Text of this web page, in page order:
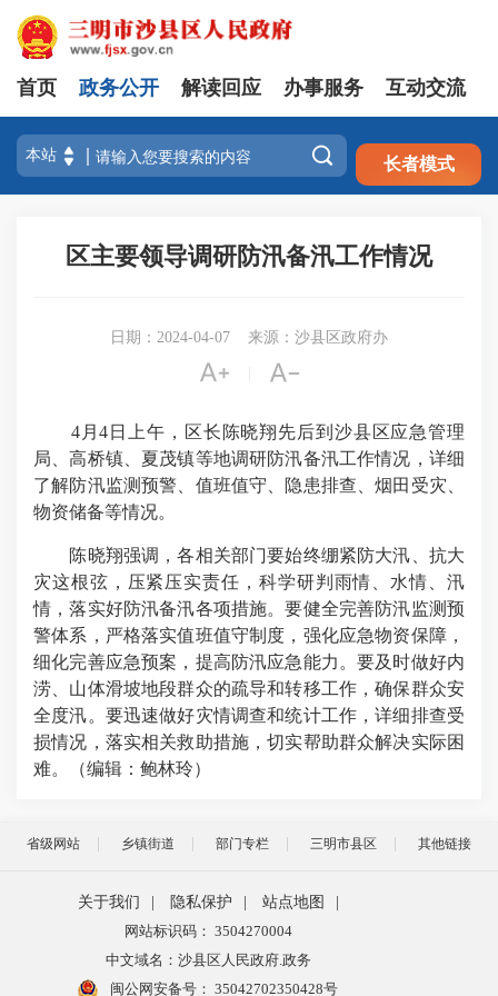
注册 登录
首页 政务公开 解读回应 办事服务 互动交流
 长者模式
区主要领导调研防汛备汛工作情况
日期：2024-04-07 来源：沙县区政府办
 
4月4日上午，区长陈晓翔先后到沙县区应急管理
局、高桥镇、夏茂镇等地调研防汛备汛工作情况，详细
了解防汛监测预警、值班值守、隐患排查、烟田受灾、
物资储备等情况。
陈晓翔强调，各相关部门要始终绷紧防大汛、抗大
灾这根弦，压紧压实责任，科学研判雨情、水情、汛
情，落实好防汛备汛各项措施。要健全完善防汛监测预
警体系，严格落实值班值守制度，强化应急物资保障，
细化完善应急预案，提高防汛应急能力。要及时做好内
涝、山体滑坡地段群众的疏导和转移工作，确保群众安
全度汛。要迅速做好灾情调查和统计工作，详细排查受
损情况，落实相关救助措施，切实帮助群众解决实际困
难。（编辑：鲍林玲）
省级网站 乡镇街道 部门专栏 三明市县区 其他链接
关于我们 隐私保护 站点地图
网站标识码： 3504270004
中文域名：沙县区人民政府.政务
闽公网安备号： 35042702350428号